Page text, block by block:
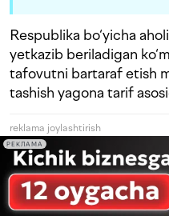
Respublika bo‘yicha
yetkazib beriladigan
tafovutni bartaraf etish
tashish yagona tarif
reklama joylashtirish
РЕКЛАМА